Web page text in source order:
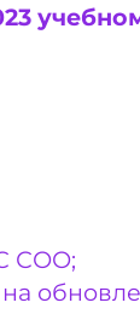
СОО;
на